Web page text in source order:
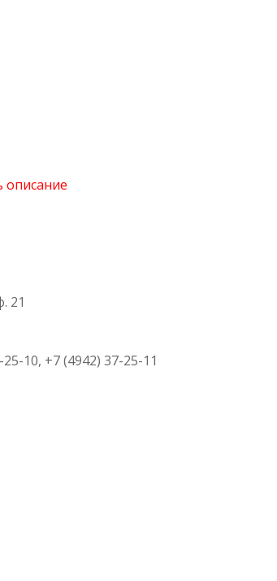
21
10, +7 (4942) 37-25-11